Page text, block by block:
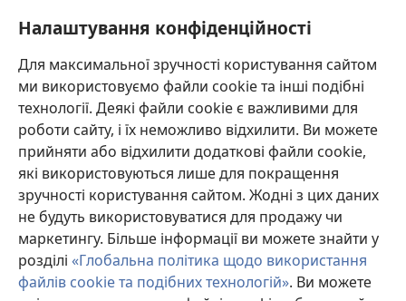
Налаштування конфіденційності
Для максимальної зручності користування сайтом
ми використовуємо файли cookie та інші подібні
технології. Деякі файли cookie є важливими для
роботи сайту, і їх неможливо відхилити. Ви можете
прийняти або відхилити додаткові файли cookie,
які використовуються лише для покращення
зручності користування сайтом. Жодні з цих даних
не будуть використовуватися для продажу чи
маркетингу. Більше інформації ви можете знайти у
розділі «Глобальна політика щодо використання
файлів cookie та подібних технологій». Ви можете
пацієнту приймати власні рішення згідно з його медичним станом,
побажаннями, цінностями та віруваннями. Не всі медичні стратегії, згадані
До пацієнтів: завжди шукайте порад вашого лікаря або іншого фахівця
з охорони здоров’я щодо медичних станів та лікування. Проконсультуйтеся
з лікарем, якщо відчуваєте, що ви хворі.
Послуговуватися цим сайтом можна згідно з умовами його використання.
Налаштування зовнішнього вигляду